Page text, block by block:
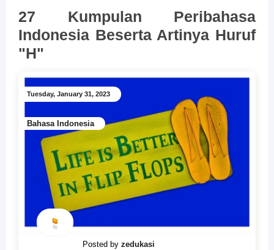
27 Kumpulan Peribahasa
Indonesia Beserta Artinya Huruf
"H"
Posted by zedukasi
Tuesday, January 31, 2023
Bahasa Indonesia